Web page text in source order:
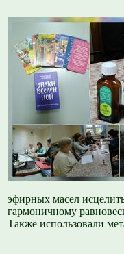
эфирных масел
гармоничному
Также использовали